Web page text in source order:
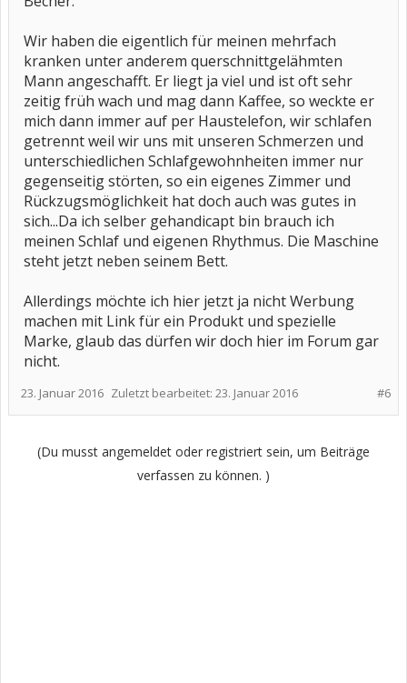
Wir haben die eigentlich für meinen mehrfach
kranken unter anderem querschnittgelähmten
Mann angeschafft. Er liegt ja viel und ist oft sehr
zeitig früh wach und mag dann Kaffee, so weckte er
mich dann immer auf per Haustelefon, wir schlafen
getrennt weil wir uns mit unseren Schmerzen und
unterschiedlichen Schlafgewohnheiten immer nur
gegenseitig störten, so ein eigenes Zimmer und
Rückzugsmöglichkeit hat doch auch was gutes in
sich...Da ich selber gehandicapt bin brauch ich
meinen Schlaf und eigenen Rhythmus. Die Maschine
steht jetzt neben seinem Bett.
Allerdings möchte ich hier jetzt ja nicht Werbung
machen mit Link für ein Produkt und spezielle
Marke, glaub das dürfen wir doch hier im Forum gar
nicht.
#6
23. Januar 2016 Zuletzt bearbeitet: 23. Januar 2016
(Du musst angemeldet oder registriert sein, um Beiträge
verfassen zu können. )